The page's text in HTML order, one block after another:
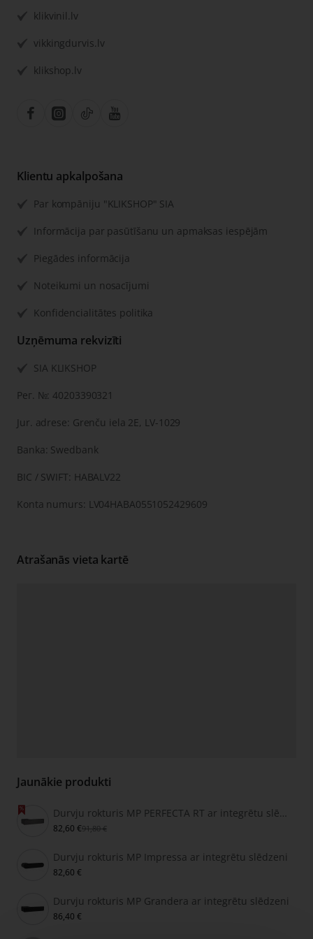
klikvinil.lv
vikkingdurvis.lv
klikshop.lv
Klientu apkalpošana
Par kompāniju "KLIKSHOP" SIA
Informācija par pasūtīšanu un apmaksas iespējām
Piegādes informācija
Noteikumi un nosacījumi
Konfidencialitātes politika
Uzņēmuma rekvizīti
SIA KLIKSHOP
Рег. №: 40203390321
Jur. adrese: Grenču iela 2E, LV-1029
Banka: Swedbank
BIC / SWIFT: HABALV22
Konta numurs: LV04HABA0551052429609
Atrašanās vieta kartē
Jaunākie produkti
Durvju rokturis MP PERFECTA RT ar integrētu slēdzeni
82,60 €91,80 €
Durvju rokturis MP Impressa ar integrētu slēdzeni
82,60 €
Durvju rokturis MP Grandera ar integrētu slēdzeni
86,40 €